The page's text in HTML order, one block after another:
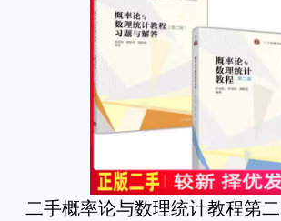
二手概率论与数理统计教程第